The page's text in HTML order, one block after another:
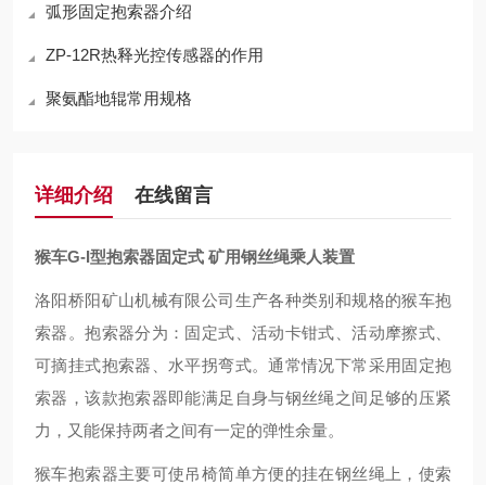
弧形固定抱索器介绍
ZP-12R热释光控传感器的作用
聚氨酯地辊常用规格
详细介绍 在线留言
猴车G-I型抱索器固定式 矿用钢丝绳乘人装置
洛阳桥阳矿山机械有限公司生产各种类别和规格的猴车抱
索器。抱索器分为：固定式、活动卡钳式、活动摩擦式、
可摘挂式抱索器、水平拐弯式。通常情况下常采用固定抱
索器，该款抱索器即能满足自身与钢丝绳之间足够的压紧
力，又能保持两者之间有一定的弹性余量。
猴车抱索器主要可使吊椅简单方便的挂在钢丝绳上，使索